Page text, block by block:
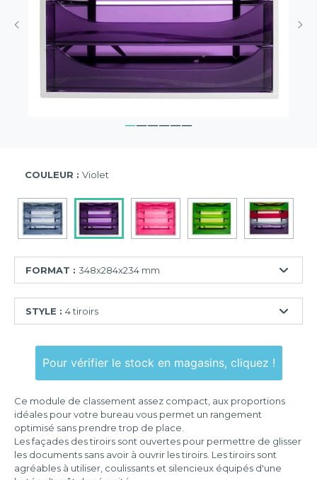
COULEUR : Violet
FORMAT : 348x284x234 mm
348x284x234
mm
STYLE : 4 tiroirs
Pour vérifier le stock en magasins, cliquez !
Ce module de classement assez compact, aux proportions
idéales pour votre bureau vous permet un rangement
optimisé sans prendre trop de place.
Les façades des tiroirs sont ouvertes pour permettre de glisser
les documents sans avoir à ouvrir les tiroirs. Les tiroirs sont
agréables à utiliser, coulissants et silencieux équipés d'une